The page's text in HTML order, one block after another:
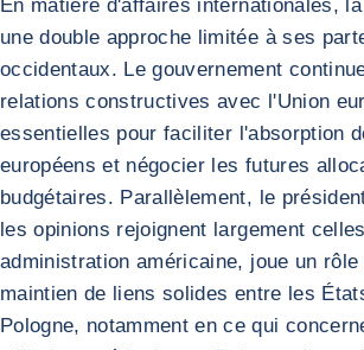
En matière d'affaires internationales,
une double approche limitée à ses
occidentaux. Le gouvernement
relations constructives avec l'Union
essentielles pour faciliter l'absorption
européens et négocier les futures
budgétaires. Parallèlement, le
les opinions rejoignent largement
administration américaine, joue un
maintien de liens solides entre les
Pologne, notamment en ce qui